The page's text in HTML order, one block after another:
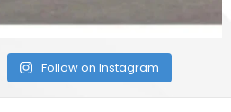
Follow on Instagram